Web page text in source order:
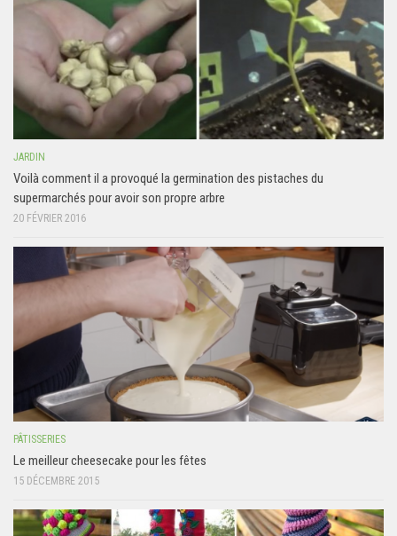
JARDIN
Voilà comment il a provoqué la germination des pistaches du
supermarchés pour avoir son propre arbre
20 FÉVRIER 2016
PÂTISSERIES
Le meilleur cheesecake pour les fêtes
15 DÉCEMBRE 2015